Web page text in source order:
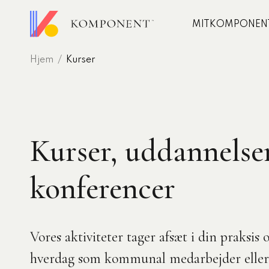
hovedindhold
MITKOMPONENT
Hjem Kurser
Kurser,
konferencer
Vores aktiviteter tager afsæt i din praksis
hverdag som kommunal medarbejder
Skræddersyet læring
Autoriseret
besøgte
2026: Ledere der lykkes